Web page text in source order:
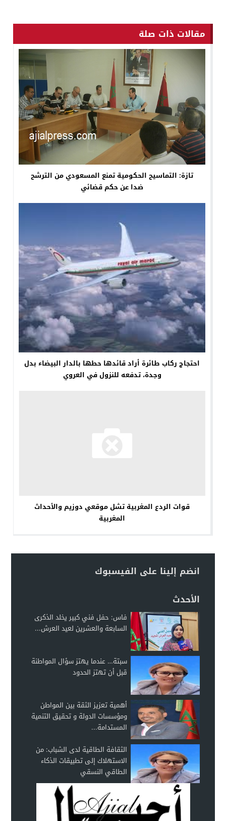
مقالات ذات صلة
تازة: التماسيح الحكومية تمنع المسعودي من الترشح
ضدا عن حكم قضائي
احتجاج ركاب طائرة أراد قائدها حطها بالدار البيضاء بدل
وجدة، تدفعه للنزول في العروي
قوات الردع المغربية تشل موقعي دوزيم والأحداث
المغربية
انضم إلينا على الفيسبوك
الأحدث
فاس: حفل فني كبير يخلد الذكرى
السابعة والعشرين لعيد العرش...
سبتة… عندما يهتز سؤال المواطنة
قبل أن تهتز الحدود
أهمية تعزيز الثقة بين المواطن
ومؤسسات الدولة و تحقيق التنمية
المستدامة...
الثقافة الطاقية لدى الشباب: من
الاستهلاك إلى تطبيقات الذكاء
الطاقي النسقي